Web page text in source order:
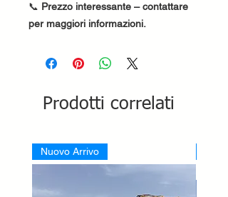
📞 Prezzo interessante – contattare
per maggiori informazioni.
Prodotti correlati
Nuovo Arrivo